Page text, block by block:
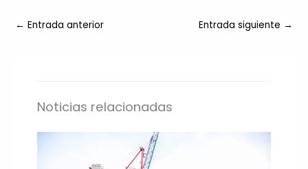
← Entrada anterior Entrada siguiente →
Noticias relacionadas